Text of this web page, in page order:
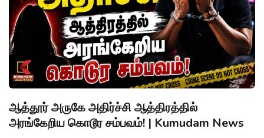
ஆத்தூர் அருகே அதிர்ச்சி ஆத்திரத்தில்
அரங்கேறிய கொடூர சம்பவம்! | Kumudam News